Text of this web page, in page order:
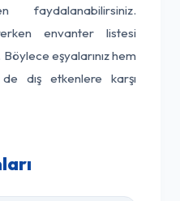
faydalanabilirsiniz.
envanter listesi
eşyalarınız hem
dış etkenlere karşı